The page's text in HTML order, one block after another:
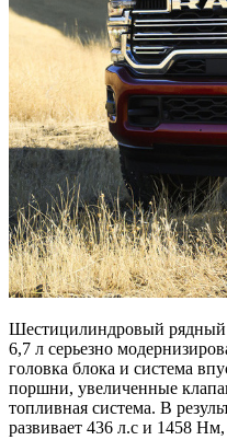
Шестицилиндровый рядный
6,7 л серьезно
головка блока и система
поршни, увеличенные
топливная система. В
развивает 436 л.с и 1458